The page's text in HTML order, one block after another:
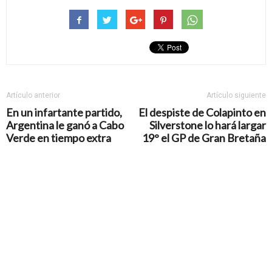
Artículo anterior
En un infartante partido,
Argentina le ganó a Cabo
Verde en tiempo extra
Artículo siguiente
El despiste de Colapinto en
Silverstone lo hará largar
19° el GP de Gran Bretaña